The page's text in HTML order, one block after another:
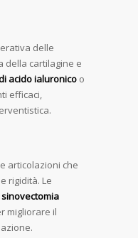
delle
della cartilagine e
acido ialuronico o
efficaci,
articolazioni che
rigidità. Le
sinovectomia
migliorare il